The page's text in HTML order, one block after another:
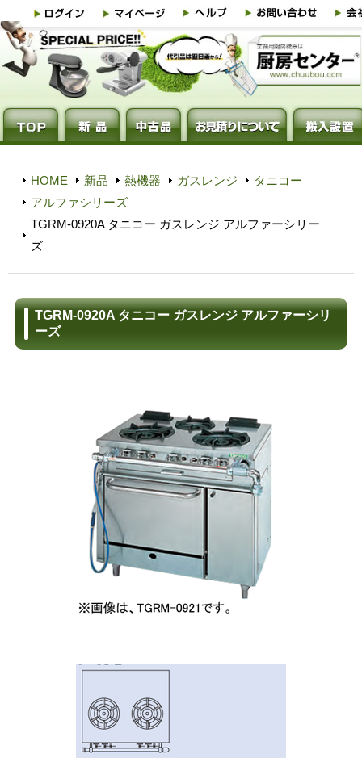
HOME 新品 熱機器 ガスレンジ
タニコー
アルファシリーズ
TGRM-0920A タニコー ガスレンジ アルファーシリー
ズ
TGRM-0920A タニコー ガスレンジ アルファーシリ
ーズ